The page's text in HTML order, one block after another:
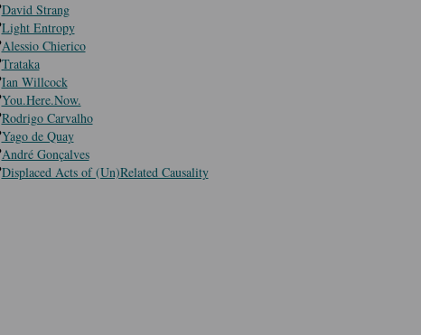
David Strang
Light Entropy
Alessio Chierico
Trataka
Ian Willcock
You.Here.Now.
Rodrigo Carvalho
Yago de Quay
André Gonçalves
Displaced Acts of (Un)Related Causality